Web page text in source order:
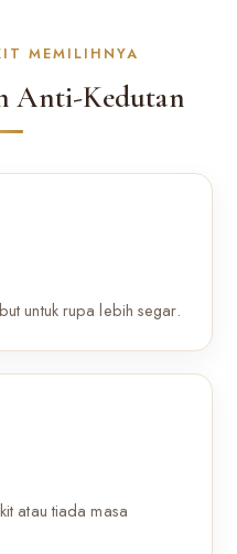
MEMILIHNYA
Anti-Kedutan
untuk rupa lebih segar.
atau tiada masa